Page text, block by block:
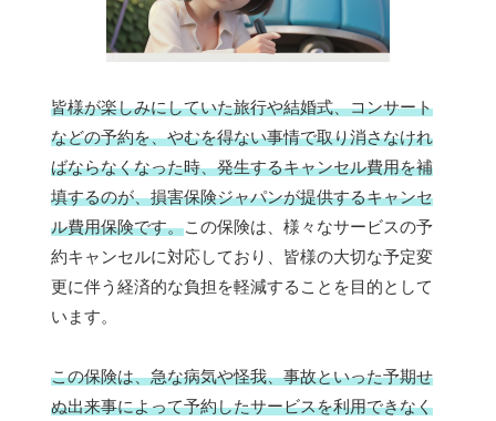
皆様が楽しみにしていた旅行や結婚式、コンサート
などの予約を、やむを得ない事情で取り消さなけれ
ばならなくなった時、発生するキャンセル費用を補
填するのが、損害保険ジャパンが提供するキャンセ
ル費用保険です。この保険は、様々なサービスの予
約キャンセルに対応しており、皆様の大切な予定変
更に伴う経済的な負担を軽減することを目的として
います。
この保険は、急な病気や怪我、事故といった予期せ
ぬ出来事によって予約したサービスを利用できなく